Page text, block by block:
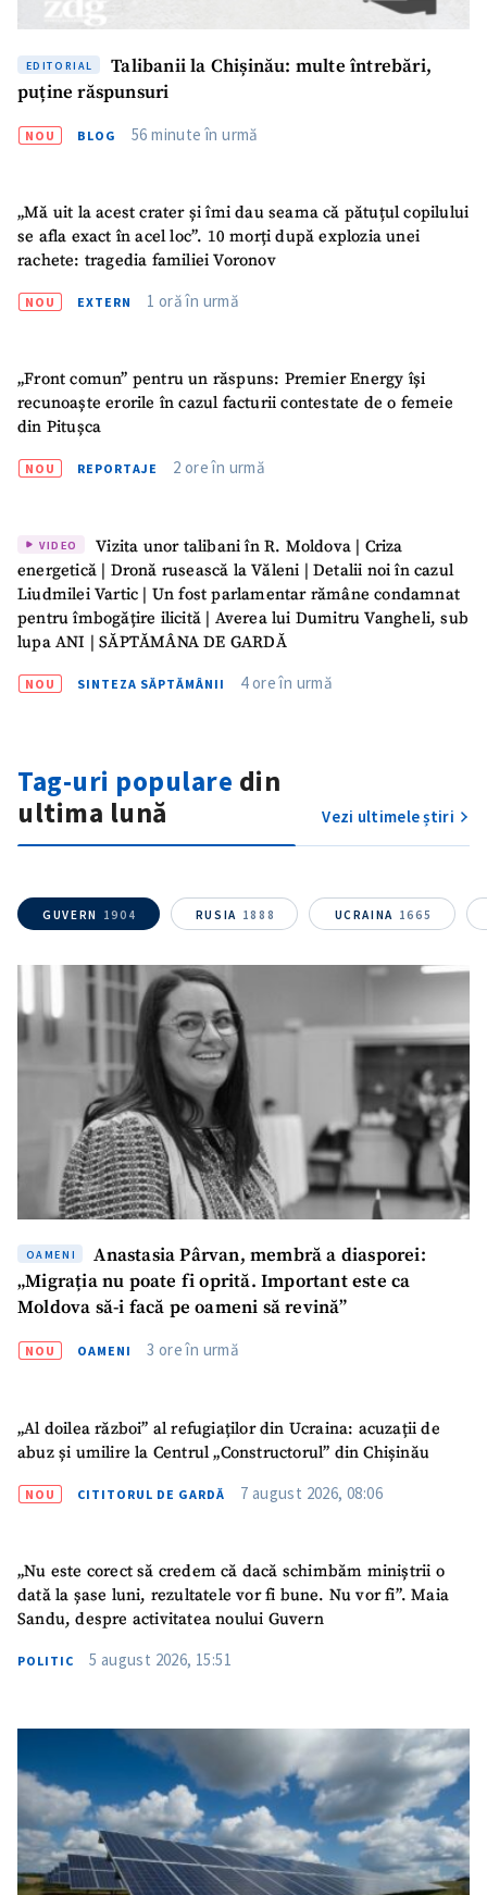
EDITORIAL
Talibanii la Chișinău: multe întrebări,
puține răspunsuri
NOU BLOG 56 minute în urmă
„Mă uit la acest crater și îmi dau seama că pătuțul copilului
se afla exact în acel loc”. 10 morți după explozia unei
rachete: tragedia familiei Voronov
NOU EXTERN 1 oră în urmă
„Front comun” pentru un răspuns: Premier Energy își
recunoaște erorile în cazul facturii contestate de o femeie
din Pitușca
NOU REPORTAJE 2 ore în urmă
VIDEO
Vizita unor talibani în R. Moldova | Criza
energetică | Dronă rusească la Văleni | Detalii noi în cazul
Liudmilei Vartic | Un fost parlamentar rămâne condamnat
pentru îmbogățire ilicită | Averea lui Dumitru Vangheli, sub
lupa ANI | SĂPTĂMÂNA DE GARDĂ
NOU SINTEZA SĂPTĂMÂNII 4 ore în urmă
Tag-uri populare din
ultima lună
Vezi ultimele știri
GUVERN 1904 RUSIA 1888 UCRAINA 1665
OAMENI
Anastasia Pârvan, membră a diasporei:
„Migrația nu poate fi oprită. Important este ca
Moldova să-i facă pe oameni să revină”
NOU OAMENI 3 ore în urmă
„Al doilea război” al refugiaților din Ucraina: acuzații de
abuz și umilire la Centrul „Constructorul” din Chișinău
NOU CITITORUL DE GARDĂ 7 august 2026, 08:06
„Nu este corect să credem că dacă schimbăm miniștrii o
dată la șase luni, rezultatele vor fi bune. Nu vor fi”. Maia
Sandu, despre activitatea noului Guvern
POLITIC 5 august 2026, 15:51
Fotografie
+ Încarcă imagine
Link media
+ Link media
CONTACT SURSĂ
Sursă anonimă
Nume+ Numele meu
Telefon
+ Telefon personal
Am citit și sunt de
acord cupolitica de
confidențialitate
TRIMITE ȘTIREA